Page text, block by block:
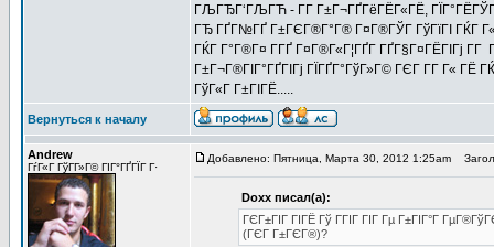
ГЉГЂГ‘ГЉГЋ - Г­Г Г±Г¬ГҐГёГЁГ«ГЁ, ГЇГ°ГЁГЎГ
ГЂ ГҐГ№ГҐ Г±ГЄГ®Г°Г® Г¤Г®ГЎГ ГўГїГІ ГЌГ
ГЌГ Г°Г®Г¤ Г­ГҐ Г¤Г®Г«Г¦ГҐГ­ ГҐГ§Г¤ГЁГІГј
Г±Г¬Г®ГІГ°ГҐГІГј ГЇГҐГ°ГўГ»Г© ГЄГ Г­Г Г« ГЁ
ГўГ«Г Г±ГІГЁ.....
Вернуться к началу
Andrew
ГѓГ«Г ГўГ­Г»Г© ГІГ°ГҐГЇГ Г·
Добавлено: Пятница, Марта 30, 2012 1:25am
Doxx писал(а):
ГЄГ±ГІГ ГІГЁ Гў ГГІГ ГІГ Гµ Г±ГІГ°Г
(ГЄГ Г±ГЄГ®)?